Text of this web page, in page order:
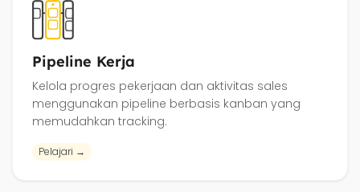
Pipeline Kerja
Kelola progres pekerjaan dan aktivitas sales
menggunakan pipeline berbasis kanban yang
memudahkan tracking.
Pelajari →